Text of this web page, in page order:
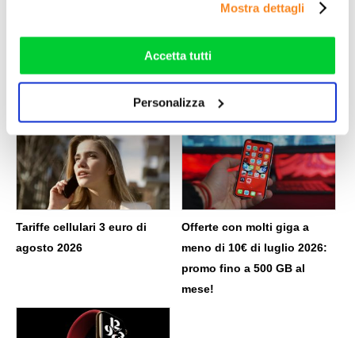
che hanno raccolto dal suo utilizzo dei loro servizi. Vedi
rifiutare o personalizzare il tuo consenso: cliccando sul
tasto "Accetta tutti”, selezionando le diverse categorie di
Mostra dettagli
Accetta tutti
Personalizza
«Quanti giga consuma
Vodafone Infinito Insieme:
cos’è, quanto costa e quali
Tariffe cellulari 3 euro di
agosto 2026
Offerte con molti giga a
meno di 10€ di luglio 2026:
promo fino a 500 GB al
mese!